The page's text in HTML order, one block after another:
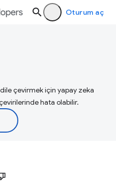
Oturum aç
çevirmek için yapay zeka
hata olabilir.